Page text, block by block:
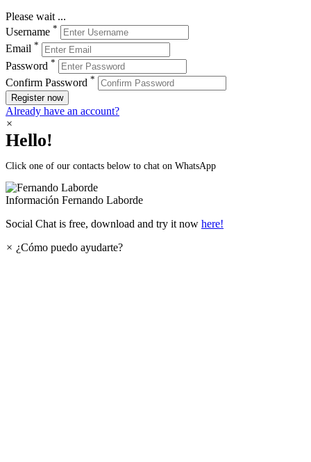
Please wait ...
Username *
Email *
Password *
Confirm Password *
Register now
Already have an account?
×
Hello!
Click one of our contacts below to chat on WhatsApp
Información Fernando Laborde
Social Chat is free, download and try it now here!
× ¿Cómo puedo ayudarte?